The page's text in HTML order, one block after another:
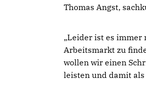
Thomas Angst,
Leider ist es immer
Arbeitsmarkt zu
wollen wir einen
leisten und damit als